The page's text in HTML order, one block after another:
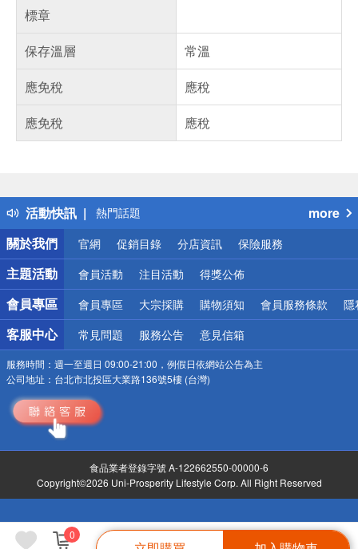
0
標章
保存溫層
常溫
應免稅
應稅
應免稅
應稅
活動快訊
得獎公告
熱門話題
銀行優惠
偏遠地區配送
詐騙網頁！請小心！
more
關於我們
官網 促銷目錄 分店資訊 保險服務
主題活動 會員活動 注目活動 得獎公佈
會員專區 會員專區 大宗採購 購物須知 會員服務條款 隱
客服中心 常見問題 服務公告 意見信箱
服務時間： 週一至週日 09:00-21:00，例假日依網站公告為主
公司地址： 台北市北投區大業路136號5樓 (台灣)
食品業者登錄字號 A-122662550-00000-6
Copyright©2026 Uni-Prosperity Lifestyle Corp. All Right Reserved